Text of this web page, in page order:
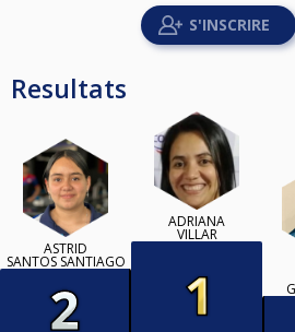
Resultats
ASTRID
SANTOS SANTIAGO
ADRIANA
VILLAR